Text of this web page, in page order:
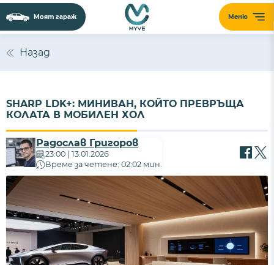
Меню
Моят гараж
Назад
SHARP LDK+: МИНИВАН, КОЙТО ПРЕВРЪЩА
КОЛАТА В МОБИЛЕН ХОЛ
Радослав Григоров
23:00 | 13.01.2026
Време за четене: 02:02 мин.